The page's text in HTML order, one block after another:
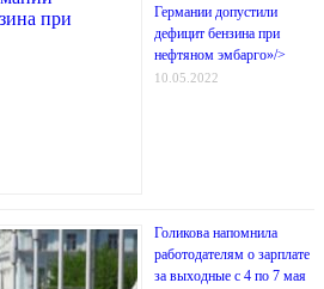
Германии допустили
дефицит бензина при
нефтяном эмбарго»/>
10.05.2022
Голикова напомнила
работодателям о зарплате
за выходные с 4 по 7 мая